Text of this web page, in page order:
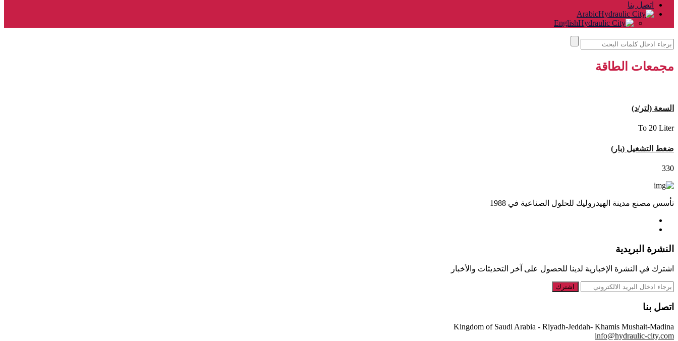
اتصل بنا
Arabic
English
مجمعات الطاقة
السعة (لتر/د)
To 20 Liter
ضغط التشغيل (بار)
330
تأسس مصنع مدينة الهيدروليك للحلول الصناعية في 1988
النشرة البريدية
اشترك في النشرة الإخبارية لدينا للحصول على آخر التحديثات والأخبار
اشترك
اتصل بنا
Kingdom of Saudi Arabia - Riyadh-Jeddah- Khamis Mushait-Madina
info@hydraulic-city.com